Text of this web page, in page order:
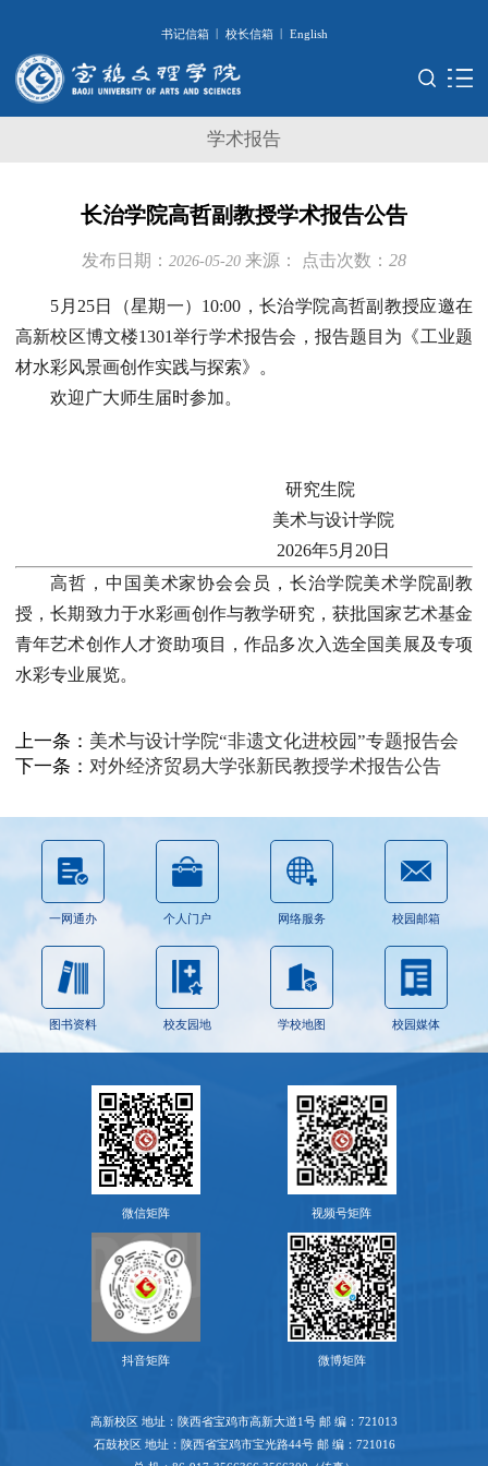
书记信箱 | 校长信箱 | English
学术报告
长治学院高哲副教授学术报告公告
发布日期： 2026-05-20 来源： 点击次数： 28
5月25日（星期一）10:00，长治学院高哲副教授应邀在
高新校区博文楼1301举行学术报告会，报告题目为《工业题
材水彩风景画创作实践与探索》。
欢迎广大师生届时参加。
研究生院
美术与设计学院
2026年5月20日
高哲，中国美术家协会会员，长治学院美术学院副教
授，长期致力于水彩画创作与教学研究，获批国家艺术基金
青年艺术创作人才资助项目，作品多次入选全国美展及专项
水彩专业展览。
上一条： 美术与设计学院“非遗文化进校园”专题报告会
下一条： 对外经济贸易大学张新民教授学术报告公告
一网通办 个人门户 网络服务 校园邮箱
图书资料 校友园地 学校地图 校园媒体
微信矩阵 视频号矩阵
抖音矩阵 微博矩阵
高新校区 地址：陕西省宝鸡市高新大道1号 邮 编：721013
石鼓校区 地址：陕西省宝鸡市宝光路44号 邮 编：721016